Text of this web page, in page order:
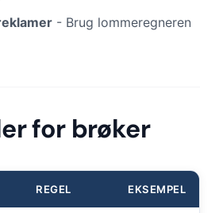
- Brug lommeregneren
for brøker
REGEL EKSEMPEL